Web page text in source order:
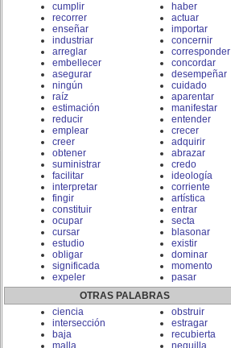
cumplir
recorrer
enseñar
industriar
arreglar
embellecer
asegurar
ningún
raíz
estimación
reducir
emplear
creer
obtener
suministrar
facilitar
interpretar
fingir
constituir
ocupar
cursar
estudio
obligar
significada
expeler
haber
actuar
importar
concernir
corresponder
concordar
desempeñar
cuidado
aparentar
manifestar
entender
crecer
adquirir
abrazar
credo
ideología
corriente
artística
entrar
secta
blasonar
existir
dominar
momento
pasar
OTRAS PALABRAS
ciencia
intersección
baja
malla
obstruir
estragar
recubierta
neguilla